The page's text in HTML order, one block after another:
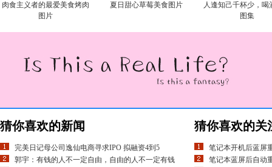
肉食主义者的最爱美食烤肉
图片
夏日甜心草莓美食图片
人逢知己千杯少，喝
图集
猜你喜欢的新闻
完美日记母公司逸仙电商寻求IPO 拟融资4到5
郭宇：有钱的人不一定自由，自由的人不一定有钱
猜你喜欢的关
笔记本开机后蓝屏
笔记本蓝屏后自动